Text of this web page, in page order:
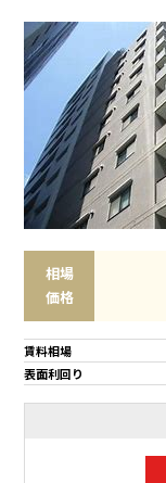
相場
価格
賃料相場
表面利回り